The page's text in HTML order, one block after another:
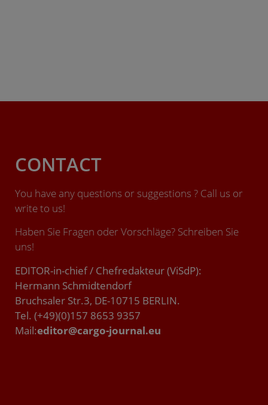
CONTACT
You have any questions or suggestions ? Call us or
write to us!
Haben Sie Fragen oder Vorschläge? Schreiben Sie
uns!
EDITOR-in-chief / Chefredakteur (ViSdP):
Hermann Schmidtendorf
Bruchsaler Str.3, DE-10715 BERLIN.
Tel. (+49)(0)157 8653 9357
Mail:editor@cargo-journal.eu